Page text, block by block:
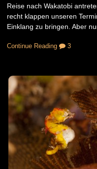
Reise nach Wakatobi
recht klappen unseren
Einklang zu bringen. Aber
Continue Reading 3